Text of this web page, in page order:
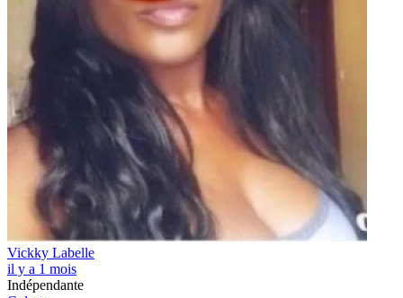
Vickky Labelle
il y a 1 mois
Indépendante